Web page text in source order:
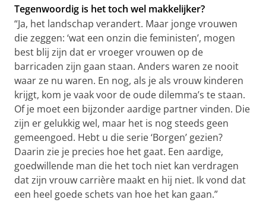
Tegenwoordig is het toch wel makkelijker?
“Ja, het landschap verandert. Maar jonge vrouwen
die zeggen: ‘wat een onzin die feministen’, mogen
best blij zijn dat er vroeger vrouwen op de
barricaden zijn gaan staan. Anders waren ze nooit
waar ze nu waren. En nog, als je als vrouw kinderen
krijgt, kom je vaak voor de oude dilemma’s te staan.
Of je moet een bijzonder aardige partner vinden. Die
zijn er gelukkig wel, maar het is nog steeds geen
gemeengoed. Hebt u die serie ‘Borgen’ gezien?
Daarin zie je precies hoe het gaat. Een aardige,
goedwillende man die het toch niet kan verdragen
dat zijn vrouw carrière maakt en hij niet. Ik vond dat
een heel goede schets van hoe het kan gaan.”